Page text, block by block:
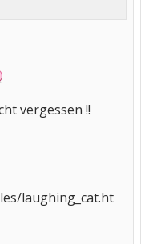
vergessen !!
laughing_cat.ht